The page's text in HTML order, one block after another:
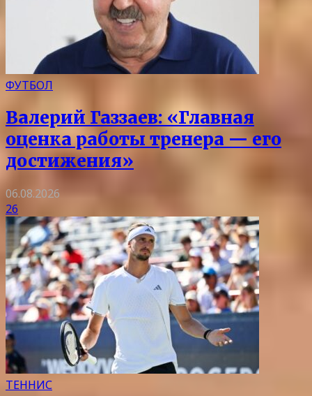
ФУТБОЛ
Валерий Газзаев: «Главная
оценка работы тренера — его
достижения»
06.08.2026
26
ТЕННИС